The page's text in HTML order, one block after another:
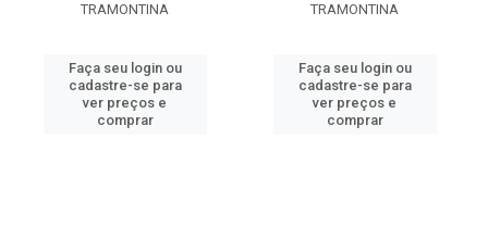
TRAMONTINA
Faça seu login ou
cadastre-se para
ver preços e
comprar
TRAMONTINA
Faça seu login ou
cadastre-se para
ver preços e
comprar